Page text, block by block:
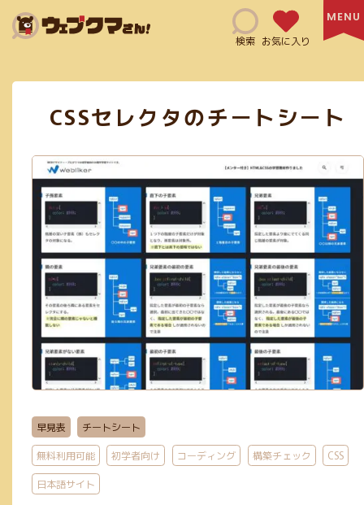
検索 お気に入り
SNSマーケティング(6) Adobe XD(3)
コミュニケーションツール(4) CSS(38) 日本語サイト(127)
無料利用可能(115) 修正指示(1) js(2) Ai(10)
フリー素材あり(59) SEO対策(10) jQuery(6) Figma(6)
英語サイト(60) 買切り(5) EPS(14) 共有機能あり(8)
商用利用可能(66) クレジット表記必須(5) アニメーション(5)
スクリーンショット(3) 画像加工(6) Webフォント(7)
Adobe公式(3) 効率化(23) 画像圧縮(2) ログイン必須(23)
PDF(4) フラットデザイン(5) Exif情報の削除(1) SVG(23)
GIF(4) アイソメトリック(1) エンコード(2) PNG(48) mp4(9)
テーブル(3) サブスクあり(21)
クレジット表記不要(58) Webマーケティング(12) JavaScript(6)
mov(2) WebP変換(1)
CSSセレクタのチートシート
早見表 チートシート
無料利用可能 初学者向け コーディング 構築チェック CSS
日本語サイト